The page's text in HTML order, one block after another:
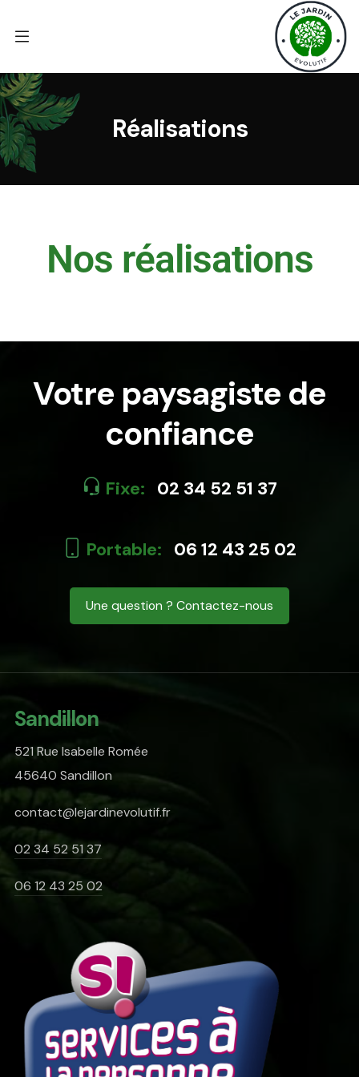
Réalisations
Nos réalisations
Votre paysagiste de
confiance
Fixe: 02 34 52 51 37
Portable: 06 12 43 25 02
Une question ? Contactez-nous
Sandillon
521 Rue Isabelle Romée
45640 Sandillon
contact@lejardinevolutif.fr
02 34 52 51 37
06 12 43 25 02